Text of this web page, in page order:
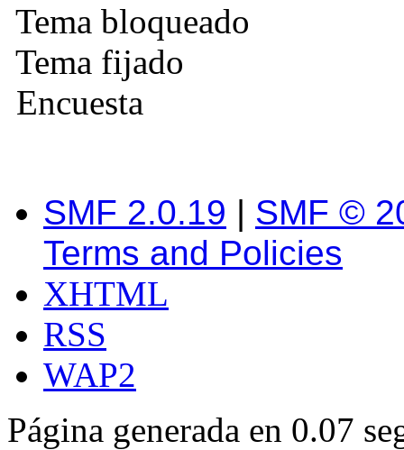
Tema bloqueado
Tema fijado
Encuesta
SMF 2.0.19 | SMF ©
Terms and Policies
XHTML
RSS
WAP2
Página generada en 0.07